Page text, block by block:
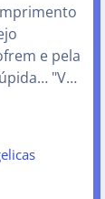
e pela
"V…